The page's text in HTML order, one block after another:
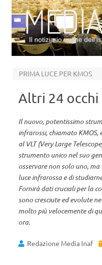
Il notiziario online
PRIMA LUCE PER KMOS
Altri 24 occhi
Il nuovo, potentissimo
infrarossi, chiamato KMOS,
al VLT (Very Large
strumento unico nel suo
osservare non solo uno,
luce infrarossa e di
Fornirà dati cruciali per la
sono cresciute ed evolute
molto più velocemente di
ora.
Redazione Media Inaf